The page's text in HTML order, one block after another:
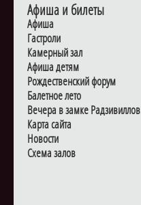
Афиша и билеты
Афиша
Гастроли
Камерный зал
Афиша детям
Рождественский форум
Балетное лето
Вечера в замке Радзивиллов
Карта сайта
Новости
Схема залов